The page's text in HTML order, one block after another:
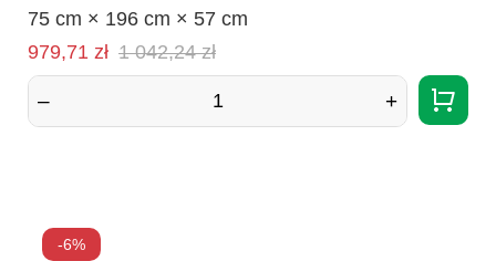
75 cm × 196 cm × 57 cm
Cena
979,71 zł Normalna
cena
1 042,24 zł
– +
-6%